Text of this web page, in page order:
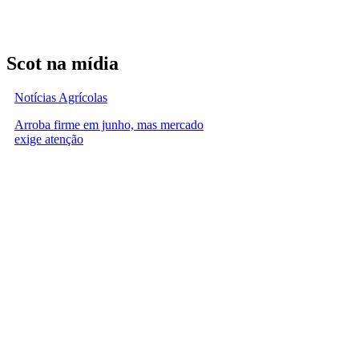
Scot na mídia
Notícias Agrícolas
Arroba firme em junho, mas mercado
exige atenção